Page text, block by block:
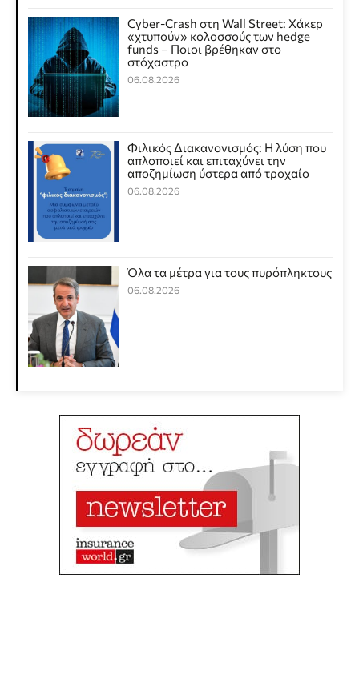
Cyber-Crash στη Wall Street: Χάκερ
«χτυπούν» κολοσσούς των hedge
funds – Ποιοι βρέθηκαν στο
στόχαστρο
06.08.2026
Φιλικός Διακανονισμός: Η λύση που
απλοποιεί και επιταχύνει την
αποζημίωση ύστερα από τροχαίο
06.08.2026
Όλα τα μέτρα για τους πυρόπληκτους
06.08.2026